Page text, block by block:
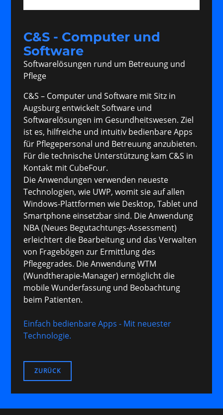
C&S - Computer und
Software
Softwarelösungen rund um Betreuung und
Pflege
C&S – Computer und Software mit Sitz in
Augsburg entwickelt Software und
Softwarelösungen im Gesundheitswesen. Ziel
ist es, hilfreiche und intuitiv bedienbare Apps
für Pflegepersonal und Betreuung anzubieten.
Für die technische Unterstützung kam C&S in
Kontakt mit CubeFour.
Die Anwendungen verwenden neueste
Technologien, wie UWP, womit sie auf allen
Windows-Plattformen wie Desktop, Tablet und
Smartphone einsetzbar sind. Die Anwendung
NBA (Neues Begutachtungs-Assessment)
erleichtert die Bearbeitung und das Verwalten
von Fragebögen zur Ermittlung des
Pflegegrades. Die Anwendung WTM
(Wundtherapie-Manager) ermöglicht die
mobile Wunderfassung und Beobachtung
beim Patienten.
Einfach bedienbare Apps - Mit neuester
Technologie.
ZURÜCK